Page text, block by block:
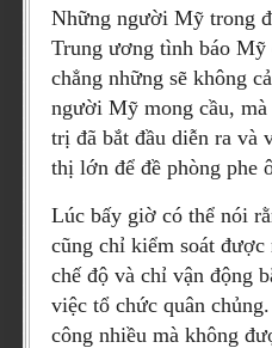
Những người Mỹ trong
Trung ương tình báo Mỹ
chẳng những sẽ không
người Mỹ mong cầu,
trị đã bắt đầu diễn ra và
thị lớn để đề phòng phe
Lúc bấy giờ có thể nói
cũng chỉ kiểm soát
chế độ và chỉ vận động
việc tổ chức quân
công nhiều mà không